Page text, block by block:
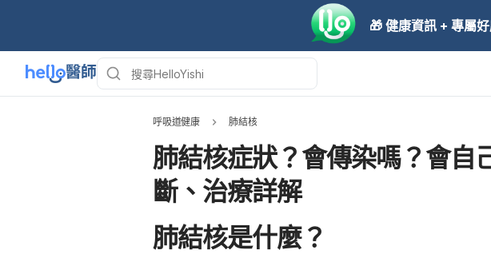
🎁 健康資訊 + 專屬
呼吸道健康 肺結核
肺結核症狀？會傳染嗎？會自
斷、治療詳解
肺結核是什麼？